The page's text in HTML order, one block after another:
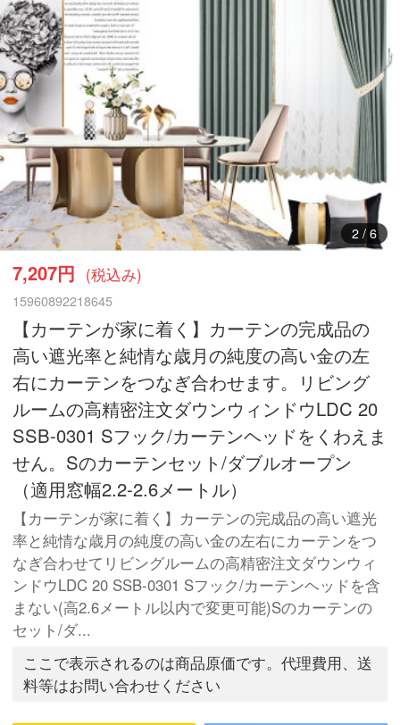
3/ 6
7,207円 (税込み)
15960892218645
【カーテンが家に着く】カーテンの完成品の
高い遮光率と純情な歳月の純度の高い金の左
右にカーテンをつなぎ合わせます。リビング
ルームの高精密注文ダウンウィンドウLDC 20
SSB-0301 Sフック/カーテンヘッドをくわえま
せん。Sのカーテンセット/ダブルオープン
（適用窓幅2.2-2.6メートル）
【カーテンが家に着く】カーテンの完成品の高い遮光
率と純情な歳月の純度の高い金の左右にカーテンをつ
なぎ合わせてリビングルームの高精密注文ダウンウィ
ンドウLDC 20 SSB-0301 Sフック/カーテンヘッドを含
まない(高2.6メートル以内で変更可能)Sのカーテンの
セット/ダ...
ここで表示されるのは商品原価です。代理費用、送
料等はお問い合わせください